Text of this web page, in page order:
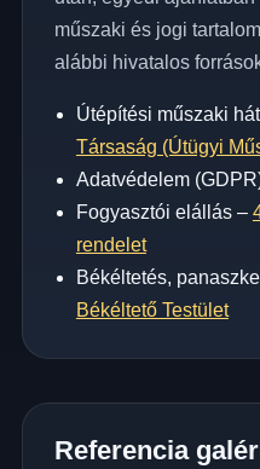
műszaki és jogi
alábbi hivatalos
Útépítési műszaki
Társaság (Útügyi
Adatvédelem
Fogyasztói elállás –
rendelet
Békéltetés,
Békéltető Testület
Referencia